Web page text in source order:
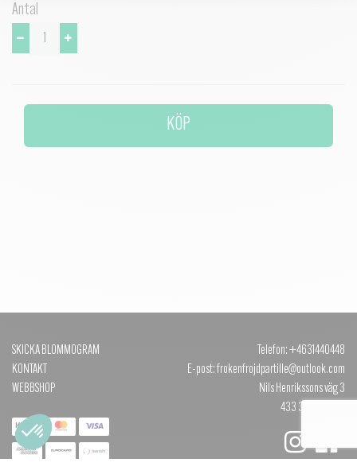
Antal
KÖP
SKICKA BLOMMOGRAM
KONTAKT
WEBBSHOP
Telefon: +4631440448
E-post: frokenfrojdpartille@outlook.com
Nils Henrikssons väg 3
433 35 PARTILLE